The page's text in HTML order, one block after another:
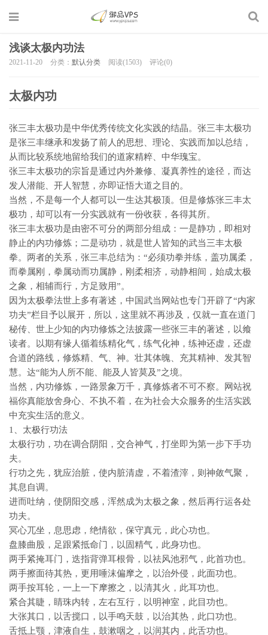
浅谈太极内功法
2021-11-20 分类： 默认分类 阅读(1503) 评论(0)
太极内功
张三丰太极功是中华优秀传统文化实践的结晶。张三丰太极功
是张三丰继承和发扬了前人的思想、理论、实践而加以总结，
从而比较系统地留给我们的道家精粹、中华瑰宝。
张三丰太极功的宗旨是通过内外兼修、凝真养性的途径，而达
发人潜能、开人智慧，亦即证悟大道之目的。
当然，不是每一个人都可以一生达其极顶。但是修炼张三丰太
极功，却可以有一分实践就有一份收获，各得其所。
张三丰太极功是由密不可分的两部分组成：一是静功，即相对
静止的内功修炼；二是动功，就是世人皆知的武当三丰太极
拳。两者的关系，张三丰总结为：“必须功拳并练，盖功属柔，
而拳属刚，拳属动而功属静，刚柔相济，动静相间，始成太极
之象，相辅而行，方足致用”。
因为太极拳法世上多有著述，中国武当网站也专门开辟了“内家
功夫”栏目予以展开，所以，这里就不再涉及，仅就一直在道门
秘传、世上少知的内功修炼之法披露一些张三丰的著述，以飨
读者。以期有缘人循着练精化气，练气化神，练神还虚，还虚
合道的路线，修炼精、气、神。壮其体魄、充其精神、发其智
慧。达“能为人所不能、能及人皆莫及”之境。
当然，内功修炼，一路景象万千，真修炼者不可不察。网站祝
福你真能放舍身心、不执不着，在为社会大众服务的生活实践
中充实生活的意义。
1、太极行功法
太极行功，功在调合阴阳，交合神气，打坐即为第一步下手功
夫。
行功之先，犹应治脏，使内脏清虚，不着渣滓，则神敛气聚，
其息自调。
进而吐纳，使阴阳交感，浑然成为太极之象，然后再行运各处
功夫。
冥心兀坐，息思虑，绝情欲，保守真元，此心功也。
盘膝曲股，足跟紧抵命门，以固精气，此身功也。
两手紧掩耳门，迭指背弹耳根骨，以祛风池邪气，此首功也。
两手擦面待其热，更用唾沫偏摩之，以治外侵，此面功也。
两手按耳轮，一上一下摩擦之，以清其火，此耳功也。
紧合其睫，睛珠内转，左右互行，以明神室，此目功也。
大张其口，以舌搅口，以手鸣天鼓，以治其热，此口功也。
舌抵上颚，津液自生，鼓漱咽之，以润其内，此舌功也。